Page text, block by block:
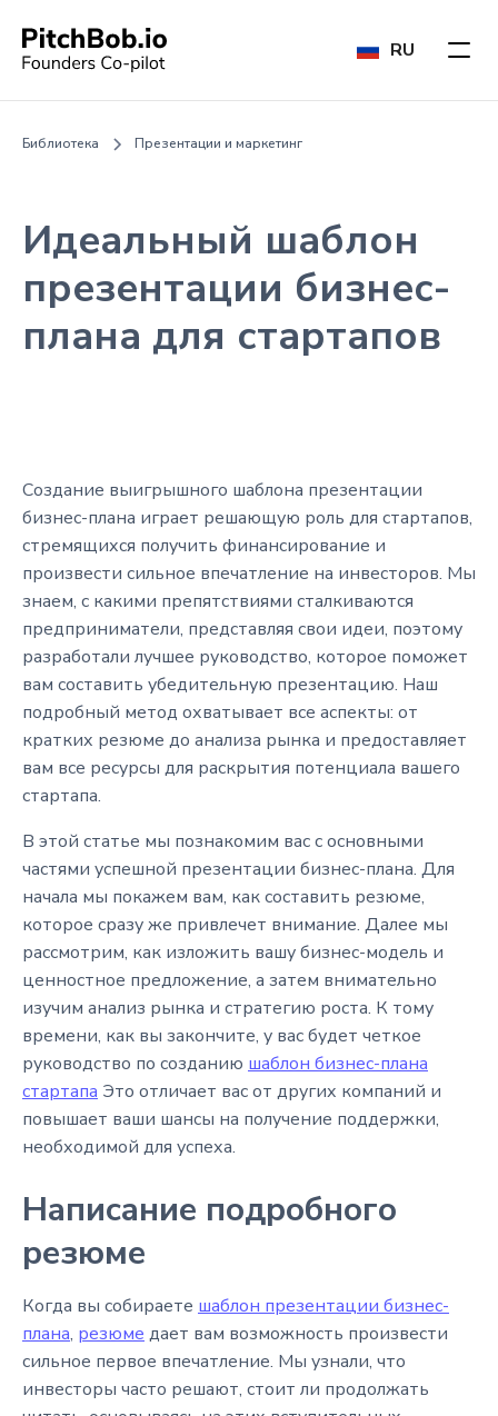
RU
Библиотека Презентации и маркетинг
Идеальный шаблон
презентации бизнес-
плана для стартапов
Создание выигрышного шаблона презентации
бизнес-плана играет решающую роль для стартапов,
стремящихся получить финансирование и
произвести сильное впечатление на инвесторов. Мы
знаем, с какими препятствиями сталкиваются
предприниматели, представляя свои идеи, поэтому
разработали лучшее руководство, которое поможет
вам составить убедительную презентацию. Наш
подробный метод охватывает все аспекты: от
кратких резюме до анализа рынка и предоставляет
вам все ресурсы для раскрытия потенциала вашего
стартапа.
В этой статье мы познакомим вас с основными
частями успешной презентации бизнес-плана. Для
начала мы покажем вам, как составить резюме,
которое сразу же привлечет внимание. Далее мы
рассмотрим, как изложить вашу бизнес-модель и
ценностное предложение, а затем внимательно
изучим анализ рынка и стратегию роста. К тому
времени, как вы закончите, у вас будет четкое
руководство по созданию шаблон бизнес-плана
стартапа Это отличает вас от других компаний и
повышает ваши шансы на получение поддержки,
необходимой для успеха.
Написание подробного
резюме
Когда вы собираете шаблон презентации бизнес-
плана, резюме дает вам возможность произвести
сильное первое впечатление. Мы узнали, что
инвесторы часто решают, стоит ли продолжать